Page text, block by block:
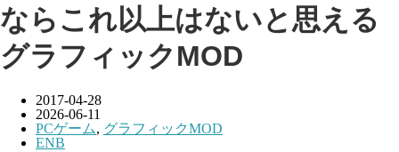
ならこれ以上はないと思える
グラフィックMOD
2017-04-28
2026-06-11
PCゲーム, グラフィックMOD
ENB